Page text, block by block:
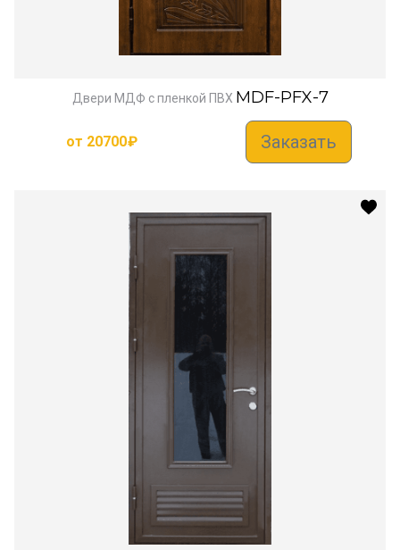
Двери МДФ с пленкой ПВХ MDF-PFX-7
от 20700₽ Заказать